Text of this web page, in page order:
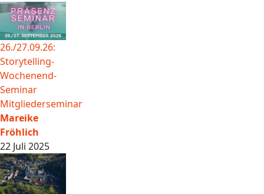
26./27.09.26:
Storytelling-
Wochenend-
Seminar
Mitgliederseminar
Mareike
Fröhlich
22 Juli 2025